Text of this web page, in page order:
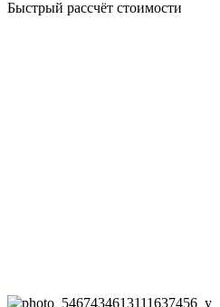
Быстрый рассчёт стоимости